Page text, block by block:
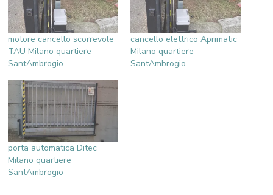
motore cancello scorrevole
TAU Milano quartiere
SantAmbrogio
cancello elettrico Aprimatic
Milano quartiere
SantAmbrogio
porta automatica Ditec
Milano quartiere
SantAmbrogio